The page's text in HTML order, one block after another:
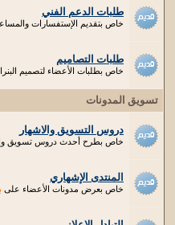
طلبات الدعم الفني
خاص بتقديم الإستفسارات
طلبات التصاميم
خاص بطلبات الأعضاء لتصميم
تسويق المدونات
دروس التسويق والاشهار
خاص بطرح أحدث دروس تسويق
المنتدى الإشهاري
خاص بعرض مدونات الأعضاء على